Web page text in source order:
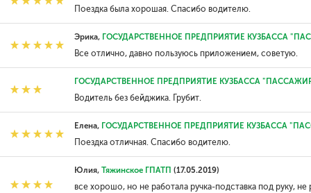
Поездка была хорошая. Спасибо водителю.
Эрика, ГОСУДАРСТВЕННОЕ ПРЕДПРИЯТИЕ КУЗБАССА
Все отлично, давно пользуюсь приложением, советую.
ГОСУДАРСТВЕННОЕ ПРЕДПРИЯТИЕ КУЗБАССА
Водитель без бейджика. Грубит.
Елена, ГОСУДАРСТВЕННОЕ ПРЕДПРИЯТИЕ КУЗБАССА
Поездка отличная. Спасибо водителю.
Юлия, Тяжинское ГПАТП (17.05.2019)
все хорошо, но не работала ручка-подставка под руку,